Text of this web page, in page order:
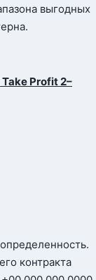
выгодных
Take Profit 2–
контракта